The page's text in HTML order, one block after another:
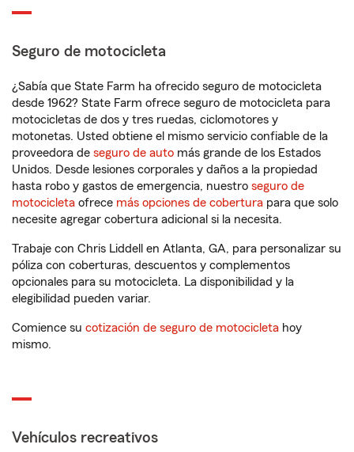
Seguro de motocicleta
¿Sabía que State Farm ha ofrecido seguro de motocicleta
desde 1962? State Farm ofrece seguro de motocicleta para
motocicletas de dos y tres ruedas, ciclomotores y
motonetas. Usted obtiene el mismo servicio confiable de la
proveedora de seguro de auto más grande de los Estados
Unidos. Desde lesiones corporales y daños a la propiedad
hasta robo y gastos de emergencia, nuestro seguro de
motocicleta ofrece más opciones de cobertura para que solo
necesite agregar cobertura adicional si la necesita.
Trabaje con Chris Liddell en Atlanta, GA, para personalizar su
póliza con coberturas, descuentos y complementos
opcionales para su motocicleta. La disponibilidad y la
elegibilidad pueden variar.
Comience su cotización de seguro de motocicleta hoy
mismo.
Vehículos recreativos